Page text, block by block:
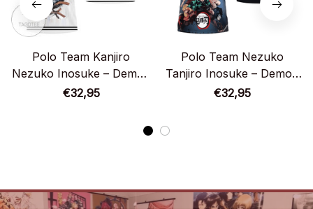
Polo Team Kanjiro
Nezuko Inosuke – Demon
Slayer
€32,95
Polo Team Nezuko
Tanjiro Inosuke – Demon
Slayer
€32,95